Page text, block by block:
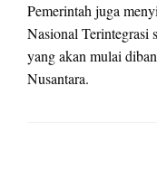
Pemerintah juga
Nasional Terintegrasi
yang akan mulai
Nusantara.